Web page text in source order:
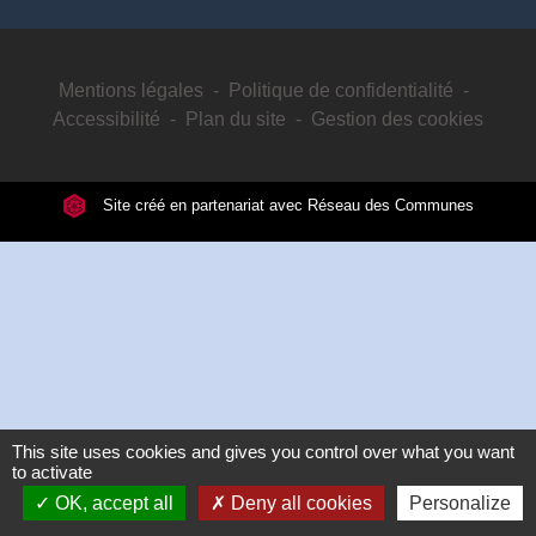
Mentions légales - Politique de confidentialité -
Accessibilité - Plan du site - Gestion des cookies
Site créé en partenariat avec Réseau des Communes
This site uses cookies and gives you control over what you want
to activate
OK, accept all
Deny all cookies Personalize